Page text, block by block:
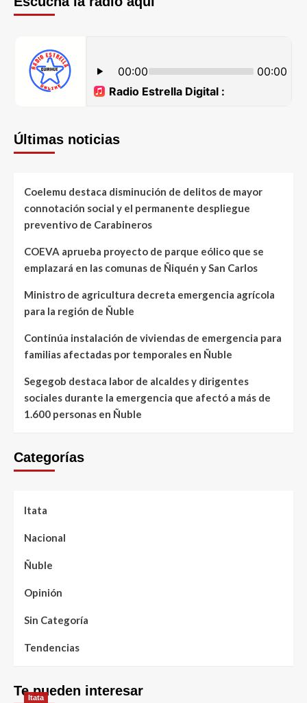
Últimas noticias
Coelemu destaca disminución de delitos de mayor
connotación social y el permanente despliegue
preventivo de Carabineros
COEVA aprueba proyecto de parque eólico que se
emplazará en las comunas de Ñiquén y San Carlos
Ministro de agricultura decreta emergencia agrícola
para la región de Ñuble
Continúa instalación de viviendas de emergencia para
familias afectadas por temporales en Ñuble
Segegob destaca labor de alcaldes y dirigentes
sociales durante la emergencia que afectó a más de
1.600 personas en Ñuble
Categorías
Itata
Nacional
Ñuble
Opinión
Sin Categoría
Tendencias
Te pueden interesar
Itata